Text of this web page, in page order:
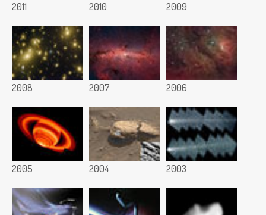
2011 2010 2009
2008 2007 2006
2005 2004 2003